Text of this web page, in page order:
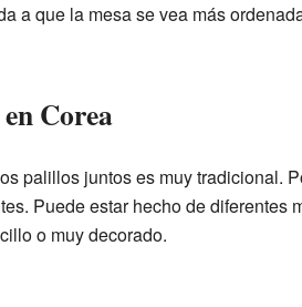
a que la mesa se vea más
Corea
palillos juntos es muy tradicional.
Puede estar hecho de
o muy decorado.